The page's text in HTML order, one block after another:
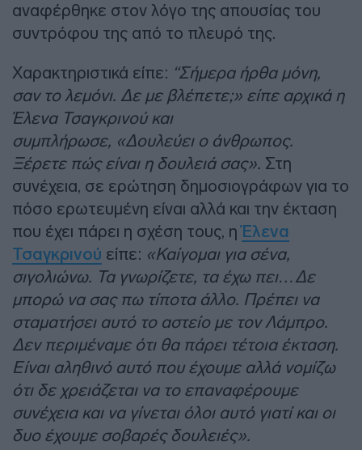
αναφέρθηκε στον λόγο της απουσίας του
συντρόφου της από το πλευρό της.
Χαρακτηριστικά είπε: “Σήμερα ήρθα μόνη,
σαν το λεμόνι. Δε με βλέπετε;» είπε αρχικά η
Έλενα Τσαγκρινού και
συμπλήρωσε, «Δουλεύει ο άνθρωπος.
Ξέρετε πώς είναι η δουλειά σας». Στη
συνέχεια, σε ερώτηση δημοσιογράφων για το
πόσο ερωτευμένη είναι αλλά και την έκταση
που έχει πάρει η σχέση τους, ηΈλενα
Τσαγκρινού είπε: «Καίγομαι για σένα,
σιγολιώνω. Τα γνωρίζετε, τα έχω πει…Δε
μπορώ να σας πω τίποτα άλλο. Πρέπει να
σταματήσει αυτό το αστείο με τον Λάμπρο.
Δεν περιμέναμε ότι θα πάρει τέτοια έκταση.
Είναι αληθινό αυτό που έχουμε αλλά νομίζω
ότι δε χρειάζεται να το επαναφέρουμε
συνέχεια και να γίνεται όλοι αυτό γιατί και οι
δυο έχουμε σοβαρές δουλειές».